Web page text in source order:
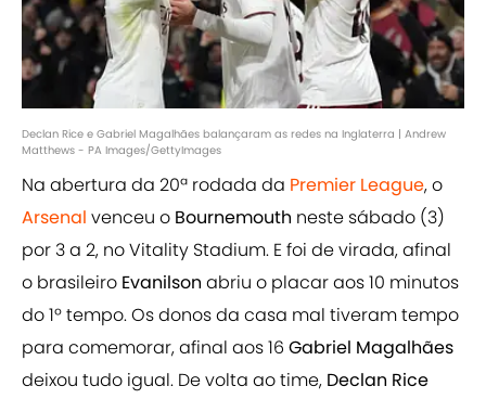
Declan Rice e Gabriel Magalhães balançaram as redes na Inglaterra | Andrew
Matthews - PA Images/GettyImages
Na abertura da 20ª rodada da Premier League, o
Arsenal venceu o Bournemouth neste sábado (3)
por 3 a 2, no Vitality Stadium. E foi de virada, afinal
o brasileiro Evanilson abriu o placar aos 10 minutos
do 1º tempo. Os donos da casa mal tiveram tempo
para comemorar, afinal aos 16 Gabriel Magalhães
deixou tudo igual. De volta ao time, Declan Rice